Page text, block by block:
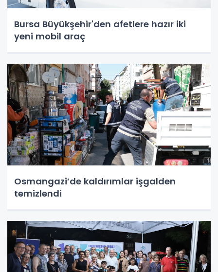
Bursa Büyükşehir'den afetlere hazır iki
yeni mobil araç
Osmangazi’de kaldırımlar işgalden
temizlendi